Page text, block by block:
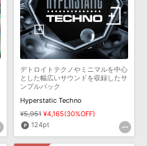
デトロイトテクノやミニマルを中心
とした幅広いサウンドを収録したサ
ンプルパック
Hyperstatic Techno
¥5,951 ¥4,165(30%OFF)
124pt